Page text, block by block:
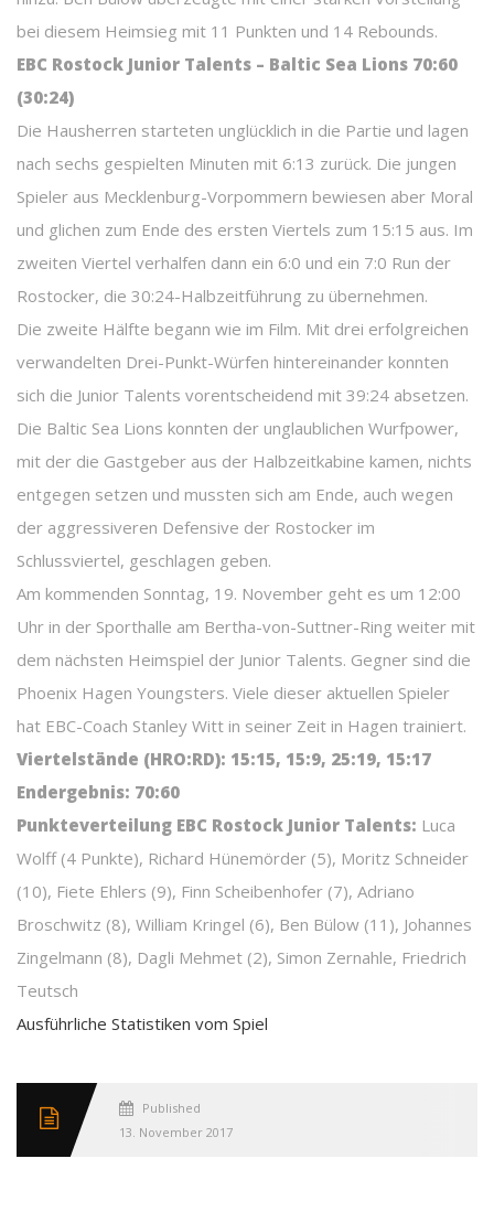
bei diesem Heimsieg mit 11 Punkten und 14 Rebounds.
EBC Rostock Junior Talents – Baltic Sea Lions 70:60
(30:24)
Die Hausherren starteten unglücklich in die Partie und lagen
nach sechs gespielten Minuten mit 6:13 zurück. Die jungen
Spieler aus Mecklenburg-Vorpommern bewiesen aber Moral
und glichen zum Ende des ersten Viertels zum 15:15 aus. Im
zweiten Viertel verhalfen dann ein 6:0 und ein 7:0 Run der
Rostocker, die 30:24-Halbzeitführung zu übernehmen.
Die zweite Hälfte begann wie im Film. Mit drei erfolgreichen
verwandelten Drei-Punkt-Würfen hintereinander konnten
sich die Junior Talents vorentscheidend mit 39:24 absetzen.
Die Baltic Sea Lions konnten der unglaublichen Wurfpower,
mit der die Gastgeber aus der Halbzeitkabine kamen, nichts
entgegen setzen und mussten sich am Ende, auch wegen
der aggressiveren Defensive der Rostocker im
Schlussviertel, geschlagen geben.
Am kommenden Sonntag, 19. November geht es um 12:00
Uhr in der Sporthalle am Bertha-von-Suttner-Ring weiter mit
dem nächsten Heimspiel der Junior Talents. Gegner sind die
Phoenix Hagen Youngsters. Viele dieser aktuellen Spieler
hat EBC-Coach Stanley Witt in seiner Zeit in Hagen trainiert.
Viertelstände (HRO:RD): 15:15, 15:9, 25:19, 15:17
Endergebnis: 70:60
Punkteverteilung EBC Rostock Junior Talents: Luca
Wolff (4 Punkte), Richard Hünemörder (5), Moritz Schneider
(10), Fiete Ehlers (9), Finn Scheibenhofer (7), Adriano
Broschwitz (8), William Kringel (6), Ben Bülow (11), Johannes
Zingelmann (8), Dagli Mehmet (2), Simon Zernahle, Friedrich
Teutsch
Ausführliche Statistiken vom Spiel
Published
13. November 2017